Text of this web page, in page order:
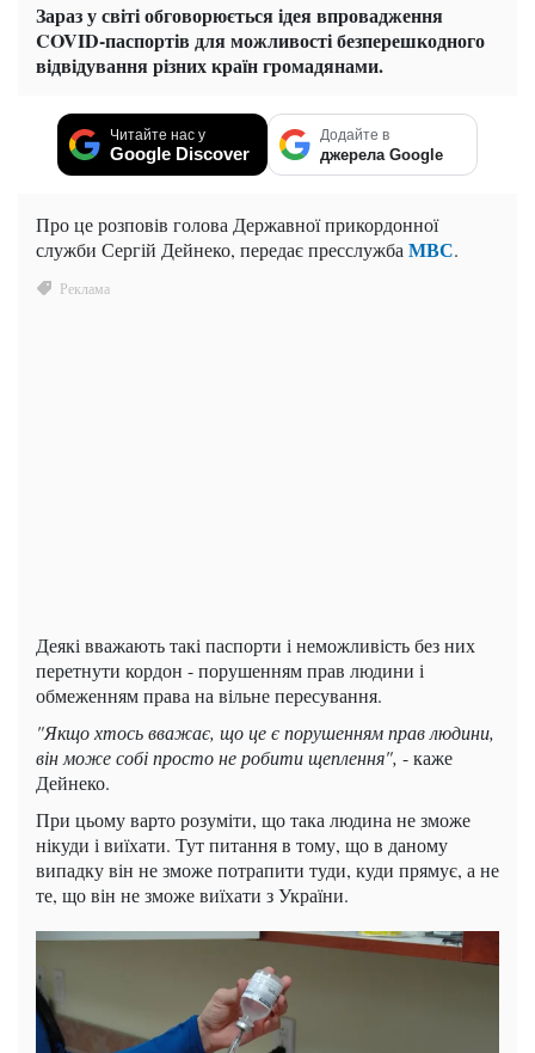
Зараз у світі обговорюється ідея впровадження
COVID-паспортів для можливості безперешкодного
відвідування різних країн громадянами.
Читайте нас у
Google Discover
Додайте в
джерела Google
Про це розповів голова Державної прикордонної
служби Сергій Дейнеко, передає пресслужба МВС.
Деякі вважають такі паспорти і неможливість без них
перетнути кордон - порушенням прав людини і
обмеженням права на вільне пересування.
"Якщо хтось вважає, що це є порушенням прав людини,
він може собі просто не робити щеплення", - каже
Дейнеко.
При цьому варто розуміти, що така людина не зможе
нікуди і виїхати. Тут питання в тому, що в даному
випадку він не зможе потрапити туди, куди прямує, а не
те, що він не зможе виїхати з України.